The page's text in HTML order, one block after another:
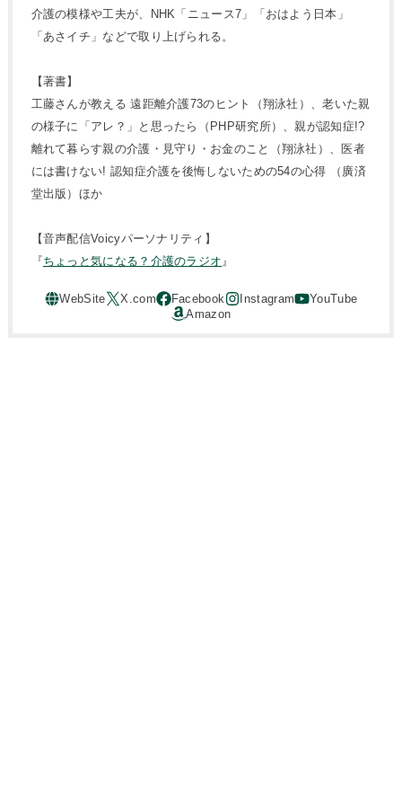
介護の模様や工夫が、NHK「ニュース7」「おはよう日本」
「あさイチ」などで取り上げられる。
【著書】
工藤さんが教える 遠距離介護73のヒント（翔泳社）、老いた親
の様子に「アレ？」と思ったら（PHP研究所）、親が認知症!?
離れて暮らす親の介護・見守り・お金のこと（翔泳社）、医者
には書けない! 認知症介護を後悔しないための54の心得 （廣済
堂出版）ほか
【音声配信Voicyパーソナリティ】
『ちょっと気になる？介護のラジオ 』